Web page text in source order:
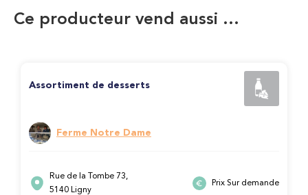
Ce producteur vend aussi …
Assortiment de desserts
Ferme Notre Dame
Rue de la Tombe 73,
5140 Ligny
Prix Sur demande